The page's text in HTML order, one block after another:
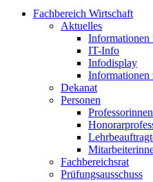
Fachbereich Wirtschaft
Aktuelles
Informationen
IT-Info
Infodisplay
Informationen
Dekanat
Personen
Fachbereichsrat
Prüfungsausschuss